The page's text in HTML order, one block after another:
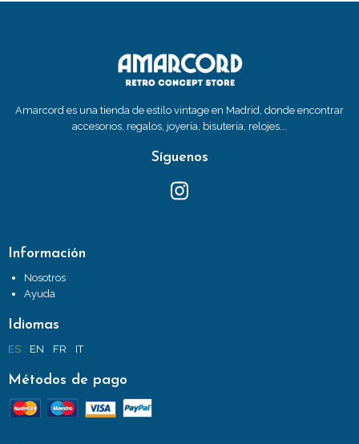
Amarcord es una tienda de estilo vintage en Madrid, donde encontrar
accesorios, regalos, joyería, bisutería, relojes...
Síguenos
Información
Nosotros
Ayuda
Idiomas
ES EN FR IT
Métodos de pago